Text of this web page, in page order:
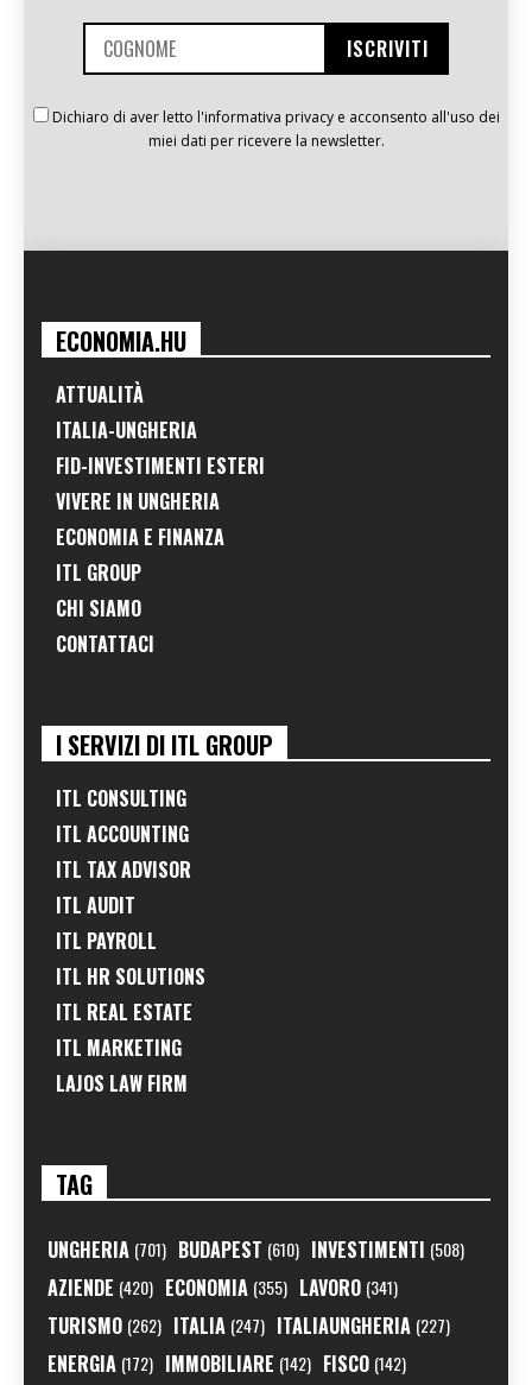
Dichiaro di aver letto l'informativa privacy e acconsento all'uso dei
miei dati per ricevere la newsletter.
ECONOMIA.HU
ATTUALITÀ
ITALIA-UNGHERIA
FID-INVESTIMENTI ESTERI
VIVERE IN UNGHERIA
ECONOMIA E FINANZA
ITL GROUP
CHI SIAMO
CONTATTACI
I SERVIZI DI ITL GROUP
ITL CONSULTING
ITL ACCOUNTING
ITL TAX ADVISOR
ITL AUDIT
ITL PAYROLL
ITL HR SOLUTIONS
ITL REAL ESTATE
ITL MARKETING
LAJOS LAW FIRM
TAG
UNGHERIA (701) BUDAPEST (610) INVESTIMENTI (508)
AZIENDE (420) ECONOMIA (355) LAVORO (341)
TURISMO (262) ITALIA (247) ITALIAUNGHERIA (227)
ENERGIA (172) IMMOBILIARE (142) FISCO (142)